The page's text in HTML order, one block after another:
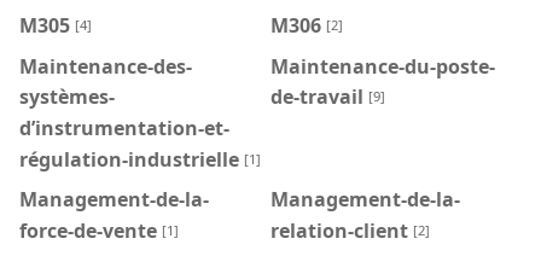
M305 [4] M306 [2]
Maintenance-des-
systèmes-
d’instrumentation-et-
régulation-industrielle [1]
Maintenance-du-poste-
de-travail [9]
Management-de-la-
force-de-vente [1]
Management-de-la-
relation-client [2]